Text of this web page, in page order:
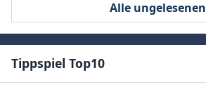
Alle ungelesenen
Tippspiel Top10